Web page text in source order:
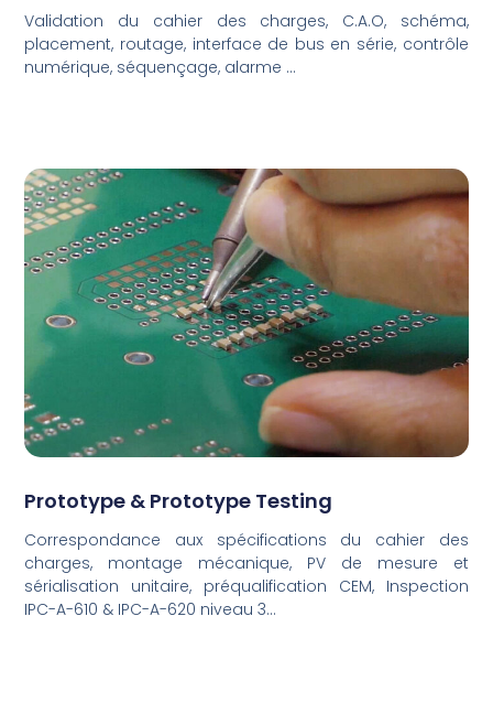
Validation du cahier des charges, C.A.O, schéma,
placement, routage, interface de bus en série, contrôle
numérique, séquençage, alarme ...
Prototype & Prototype Testing
Correspondance aux spécifications du cahier des
charges, montage mécanique, PV de mesure et
sérialisation unitaire, préqualification CEM, Inspection
IPC-A-610 & IPC-A-620 niveau 3…